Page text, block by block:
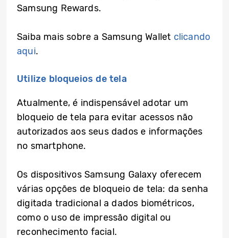
Samsung Rewards.
Saiba mais sobre a Samsung Wallet clicando
aqui.
Utilize bloqueios de tela
Atualmente, é indispensável adotar um
bloqueio de tela para evitar acessos não
autorizados aos seus dados e informações
no smartphone.
Os dispositivos Samsung Galaxy oferecem
várias opções de bloqueio de tela: da senha
digitada tradicional a dados biométricos,
como o uso de impressão digital ou
reconhecimento facial.